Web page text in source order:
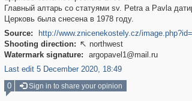
Главный алтарь со статуями sv. Petra a Pavla
Церковь была снесена в 1978 году.
Source:
http://www.znicenekostely.cz/
Shooting direction:  northwest
Watermark signature:
argopavel1@mail.ru
Last edit 5 December 2020, 18:49
0 Sign in to share your opinion